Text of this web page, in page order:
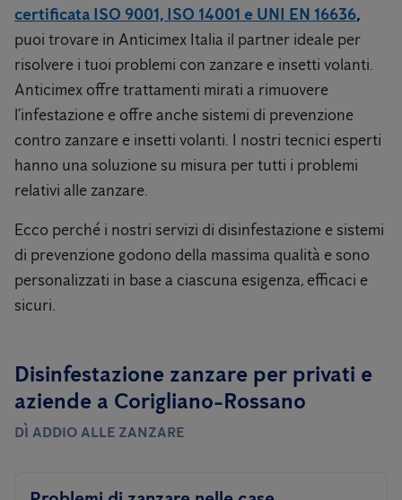
certificata ISO 9001, ISO 14001 e UNI EN 16636,
puoi trovare in Anticimex Italia il partner ideale per
risolvere i tuoi problemi con zanzare e insetti volanti.
Anticimex offre trattamenti mirati a rimuovere
l’infestazione e offre anche sistemi di prevenzione
contro zanzare e insetti volanti. I nostri tecnici esperti
hanno una soluzione su misura per tutti i problemi
relativi alle zanzare.
Ecco perché i nostri servizi di disinfestazione e sistemi
di prevenzione godono della massima qualità e sono
personalizzati in base a ciascuna esigenza, efficaci e
sicuri.
Disinfestazione zanzare per privati ​​e
aziende a Corigliano-Rossano
DÌ ADDIO ALLE ZANZARE